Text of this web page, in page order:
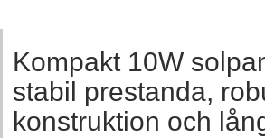
Kompakt 10W
stabil prestanda,
konstruktion och